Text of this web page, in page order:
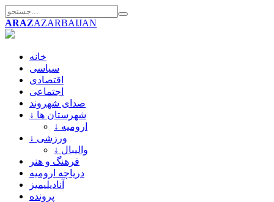
ARAZAZARBAIJAN
خانه
سیاسی
اقتصادی
اجتماعی
صدای شهروند
↓ شهرستان ها
↓ ارومیه
↓ ورزشی
↓ والیبال
فرهنگ و هنر
دریاچه ارومیه
آنادیلیمیز
پرونده